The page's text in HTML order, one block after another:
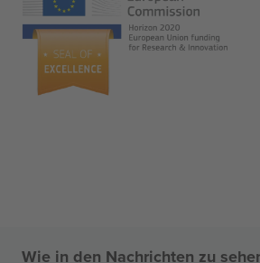
Wie in den Nachrichten zu